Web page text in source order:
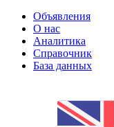
Объявления
О нас
Аналитика
Справочник
База данных